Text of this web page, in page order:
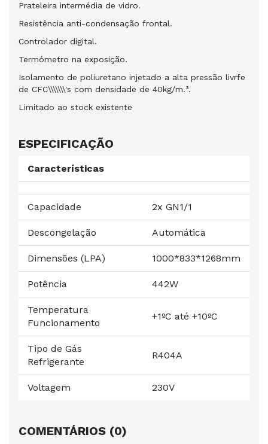
Prateleira intermédia de vidro.
Resistência anti-condensação frontal.
Controlador digital.
Termómetro na exposição.
Isolamento de poliuretano injetado a alta pressão livrfe
de CFC\\\\\\\'s com densidade de 40kg/m.³.
Limitado ao stock existente
ESPECIFICAÇÃO
Características
Capacidade 2x GN1/1
Descongelação Automática
Dimensões (LPA) 1000*833*1268mm
Potência 442W
Temperatura
Funcionamento
+1ºC até +10ºC
Tipo de Gás
Refrigerante
R404A
Voltagem 230V
COMENTÁRIOS (0)